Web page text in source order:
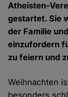
Atheisten-
gestartet. Sie
der Familie
einzufordern
zu feiern und
Weihnachten